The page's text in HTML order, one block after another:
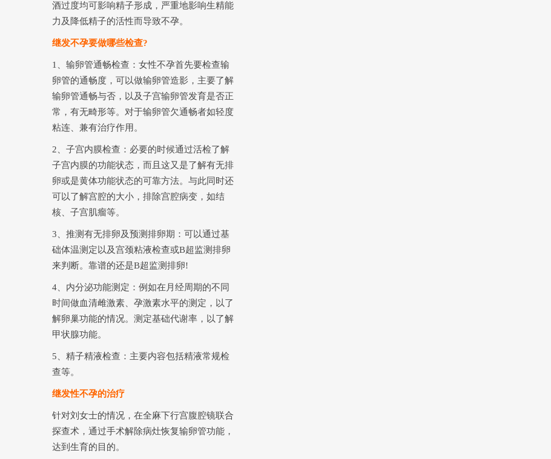
酒过度均可影响精子形成，严重地影响生精能
力及降低精子的活性而导致不孕。
继发不孕要做哪些检查?
1、输卵管通畅检查：女性不孕首先要检查输
卵管的通畅度，可以做输卵管造影，主要了解
输卵管通畅与否，以及子宫输卵管发育是否正
常，有无畸形等。对于输卵管欠通畅者如轻度
粘连、兼有治疗作用。
2、子宫内膜检查：必要的时候通过活检了解
子宫内膜的功能状态，而且这又是了解有无排
卵或是黄体功能状态的可靠方法。与此同时还
可以了解宫腔的大小，排除宫腔病变，如结
核、子宫肌瘤等。
3、推测有无排卵及预测排卵期：可以通过基
础体温测定以及宫颈粘液检查或B超监测排卵
来判断。靠谱的还是B超监测排卵!
4、内分泌功能测定：例如在月经周期的不同
时间做血清雌激素、孕激素水平的测定，以了
解卵巢功能的情况。测定基础代谢率，以了解
甲状腺功能。
5、精子精液检查：主要内容包括精液常规检
查等。
继发性不孕的治疗
针对刘女士的情况，在全麻下行宫腹腔镜联合
探查术，通过手术解除病灶恢复输卵管功能，
达到生育的目的。